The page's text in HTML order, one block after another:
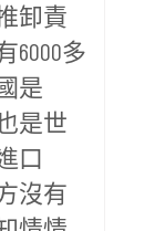
卸責
6000多
是
是世
口
沒有